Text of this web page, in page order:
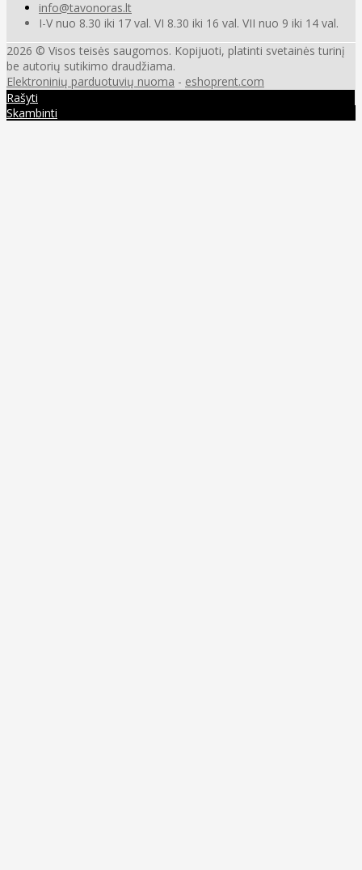
info@tavonoras.lt
I-V nuo 8.30 iki 17 val. VI 8.30 iki 16 val. VII nuo 9 iki 14 val.
2026 © Visos teisės saugomos. Kopijuoti, platinti svetainės turinį
be autorių sutikimo draudžiama.
Elektroninių parduotuvių nuoma - eshoprent.com
Rašyti
Skambinti